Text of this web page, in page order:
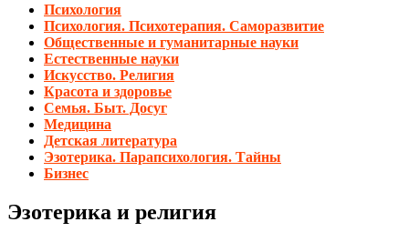
Психология
Психология. Психотерапия. Саморазвитие
Общественные и гуманитарные науки
Естественные науки
Искусство. Религия
Красота и здоровье
Семья. Быт. Досуг
Медицина
Детская литература
Эзотерика. Парапсихология. Тайны
Бизнес
Эзотерика и религия